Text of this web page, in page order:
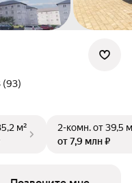
(93)
м²
2-комн.от 39,5
от 7,9 млн ₽